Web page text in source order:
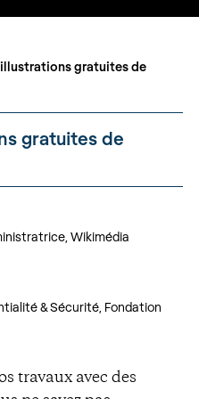
gratuites de
gratuites de
Wikimédia
& Sécurité, Fondation
travaux avec des